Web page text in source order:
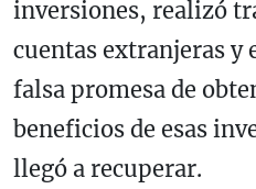
inversiones, realizó
cuentas extranjeras y
falsa promesa de
beneficios de esas
llegó a recuperar.